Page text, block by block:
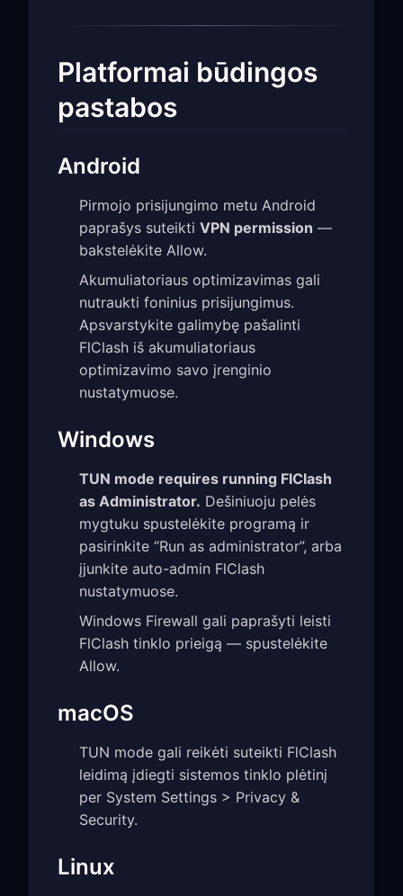
Platformai būdingos
pastabos
Android
Pirmojo prisijungimo metu Android
paprašys suteikti VPN permission —
bakstelėkite Allow.
Akumuliatoriaus optimizavimas gali
nutraukti foninius prisijungimus.
Apsvarstykite galimybę pašalinti
FlClash iš akumuliatoriaus
optimizavimo savo įrenginio
nustatymuose.
Windows
TUN mode requires running FlClash
as Administrator. Dešiniuoju pelės
mygtuku spustelėkite programą ir
pasirinkite “Run as administrator”, arba
įjunkite auto-admin FlClash
nustatymuose.
Windows Firewall gali paprašyti leisti
FlClash tinklo prieigą — spustelėkite
Allow.
macOS
TUN mode gali reikėti suteikti FlClash
leidimą įdiegti sistemos tinklo plėtinį
per System Settings > Privacy &
Security.
Linux